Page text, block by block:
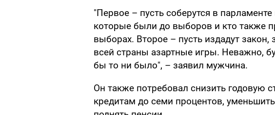
"Первое – пусть соберутся в
которые были до выборов и кто также
выборах. Второе – пусть издадут
всей страны азартные игры. Неважно,
бы то ни было", – заявил мужчина.
Он также потребовал снизить годовую
кредитам до семи процентов,